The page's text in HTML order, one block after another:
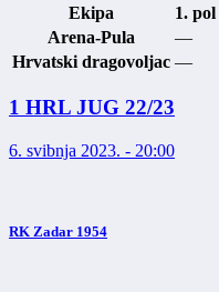
Ekipa
1. pol
Arena-Pula
—
Hrvatski dragovoljac —
1 HRL JUG 22/23
6. svibnja 2023. - 20:00
RK Zadar 1954